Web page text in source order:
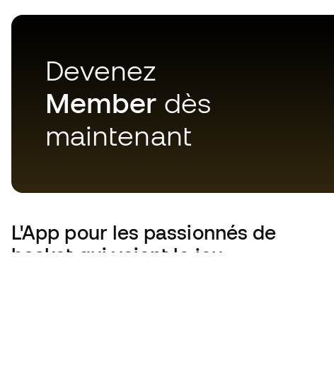
Devenez
Member dès
maintenant
L'App pour les passionnés de
basket qui voient le jeu